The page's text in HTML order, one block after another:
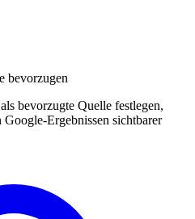
bevorzugen
bevorzugte Quelle festlegen,
Ergebnissen sichtbarer